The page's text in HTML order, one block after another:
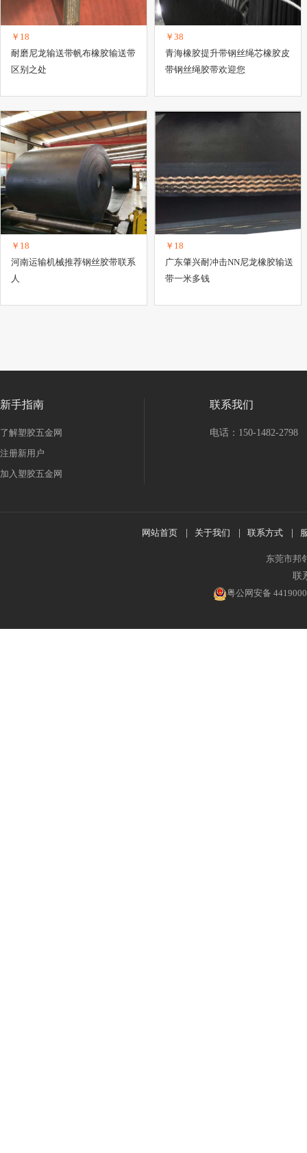
￥18
耐磨尼龙输送带帆布橡胶输送带
区别之处
￥38
青海橡胶提升带钢丝绳芯橡胶皮
带钢丝绳胶带欢迎您
￥18
河南运输机械推荐钢丝胶带联系
人
￥18
广东肇兴耐冲击NN尼龙橡胶输送
带一米多钱
新手指南
了解塑胶五金网
注册新用户
加入塑胶五金网
联系我们
电话：150-1482-2798
网站首页 关于我们 联系方式
东莞市邦
联
粤公网安备